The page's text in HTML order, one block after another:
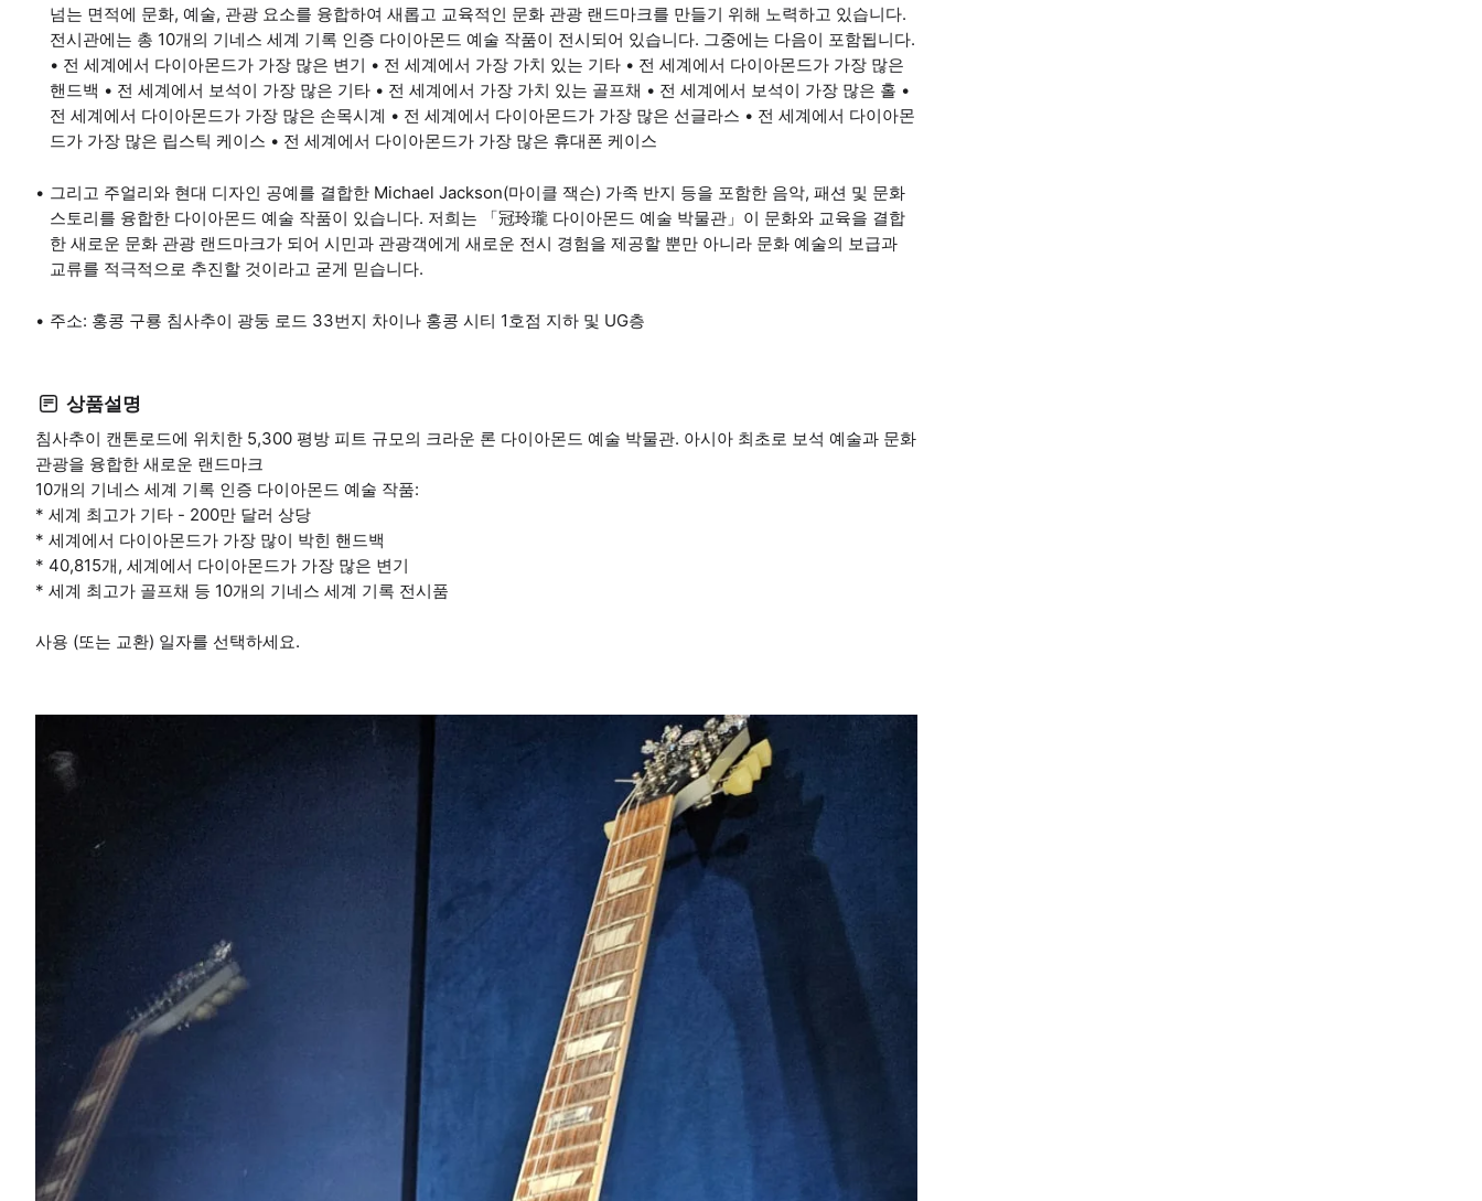
넘는 면적에 문화, 예술, 관광 요소를 융합하여 새롭고 교육적인 문화 관광 랜드마크를 만들기 위해 노력하고 있습니다.
전시관에는 총 10개의 기네스 세계 기록 인증 다이아몬드 예술 작품이 전시되어 있습니다. 그중에는 다음이 포함됩니다.
• 전 세계에서 다이아몬드가 가장 많은 변기 • 전 세계에서 가장 가치 있는 기타 • 전 세계에서 다이아몬드가 가장 많은
핸드백 • 전 세계에서 보석이 가장 많은 기타 • 전 세계에서 가장 가치 있는 골프채 • 전 세계에서 보석이 가장 많은 홀 •
전 세계에서 다이아몬드가 가장 많은 손목시계 • 전 세계에서 다이아몬드가 가장 많은 선글라스 • 전 세계에서 다이아몬
드가 가장 많은 립스틱 케이스 • 전 세계에서 다이아몬드가 가장 많은 휴대폰 케이스
그리고 주얼리와 현대 디자인 공예를 결합한 Michael Jackson(마이클 잭슨) 가족 반지 등을 포함한 음악, 패션 및 문화
스토리를 융합한 다이아몬드 예술 작품이 있습니다. 저희는 「冠玲瓏 다이아몬드 예술 박물관」이 문화와 교육을 결합
한 새로운 문화 관광 랜드마크가 되어 시민과 관광객에게 새로운 전시 경험을 제공할 뿐만 아니라 문화 예술의 보급과
교류를 적극적으로 추진할 것이라고 굳게 믿습니다.
주소: 홍콩 구룡 침사추이 광둥 로드 33번지 차이나 홍콩 시티 1호점 지하 및 UG층
상품설명
침사추이 캔톤로드에 위치한 5,300 평방 피트 규모의 크라운 론 다이아몬드 예술 박물관. 아시아 최초로 보석 예술과 문화
관광을 융합한 새로운 랜드마크
10개의 기네스 세계 기록 인증 다이아몬드 예술 작품:
* 세계 최고가 기타 - 200만 달러 상당
* 세계에서 다이아몬드가 가장 많이 박힌 핸드백
* 40,815개, 세계에서 다이아몬드가 가장 많은 변기
* 세계 최고가 골프채 등 10개의 기네스 세계 기록 전시품
사용 (또는 교환) 일자를 선택하세요.